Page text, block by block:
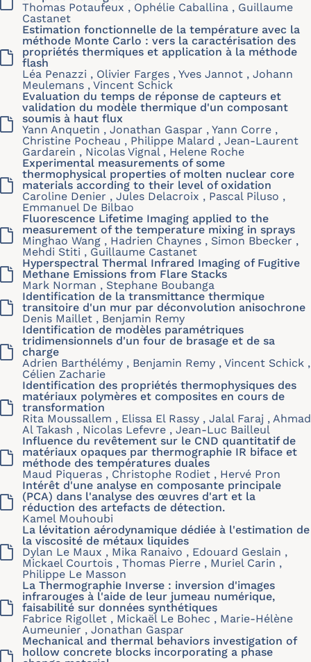
Thomas Potaufeux , Ophélie Caballina , Guillaume
Castanet
Estimation fonctionnelle de la température avec la
méthode Monte Carlo : vers la caractérisation des
propriétés thermiques et application à la méthode
flash
Léa Penazzi , Olivier Farges , Yves Jannot , Johann
Meulemans , Vincent Schick
Evaluation du temps de réponse de capteurs et
validation du modèle thermique d'un composant
soumis à haut flux
Yann Anquetin , Jonathan Gaspar , Yann Corre ,
Christine Pocheau , Philippe Malard , Jean-Laurent
Gardarein , Nicolas Vignal , Helene Roche
Experimental measurements of some
thermophysical properties of molten nuclear core
materials according to their level of oxidation
Caroline Denier , Jules Delacroix , Pascal Piluso ,
Emmanuel De Bilbao
Fluorescence Lifetime Imaging applied to the
measurement of the temperature mixing in sprays
Minghao Wang , Hadrien Chaynes , Simon Bbecker ,
Mehdi Stiti , Guillaume Castanet
Hyperspectral Thermal Infrared Imaging of Fugitive
Methane Emissions from Flare Stacks
Mark Norman , Stephane Boubanga
Identification de la transmittance thermique
transitoire d'un mur par déconvolution anisochrone
Denis Maillet , Benjamin Remy
Identification de modèles paramétriques
tridimensionnels d'un four de brasage et de sa
charge
Adrien Barthélémy , Benjamin Remy , Vincent Schick ,
Célien Zacharie
Identification des propriétés thermophysiques des
matériaux polymères et composites en cours de
transformation
Rita Moussallem , Elissa El Rassy , Jalal Faraj , Ahmad
Al Takash , Nicolas Lefevre , Jean-Luc Bailleul
Influence du revêtement sur le CND quantitatif de
matériaux opaques par thermographie IR biface et
méthode des températures duales
Maud Piqueras , Christophe Rodiet , Hervé Pron
Intérêt d'une analyse en composante principale
(PCA) dans l'analyse des œuvres d'art et la
réduction des artefacts de détection.
Kamel Mouhoubi
La lévitation aérodynamique dédiée à l'estimation de
la viscosité de métaux liquides
Dylan Le Maux , Mika Ranaivo , Edouard Geslain ,
Mickael Courtois , Thomas Pierre , Muriel Carin ,
Philippe Le Masson
La Thermographie Inverse : inversion d'images
infrarouges à l'aide de leur jumeau numérique,
faisabilité sur données synthétiques
Fabrice Rigollet , Mickaël Le Bohec , Marie-Hélène
Aumeunier , Jonathan Gaspar
Mechanical and thermal behaviors investigation of
hollow concrete blocks incorporating a phase